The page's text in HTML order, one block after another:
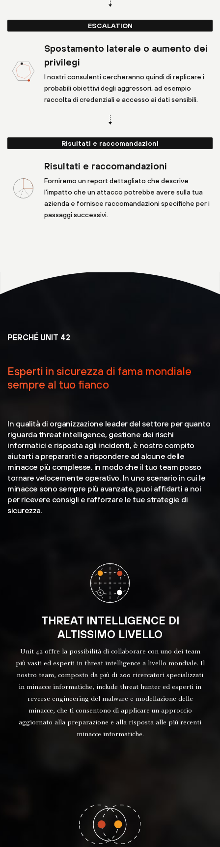
ESCALATION
Spostamento laterale o aumento dei
privilegi
I nostri consulenti cercheranno quindi di replicare i
probabili obiettivi degli aggressori, ad esempio
raccolta di credenziali e accesso ai dati sensibili.
Risultati e raccomandazioni
Risultati e raccomandazioni
Forniremo un report dettagliato che descrive
l'impatto che un attacco potrebbe avere sulla tua
azienda e fornisce raccomandazioni specifiche per i
passaggi successivi.
PERCHÉ UNIT 42
Esperti in sicurezza di fama mondiale
sempre al tuo fianco
In qualità di organizzazione leader del settore per quanto
riguarda threat intelligence, gestione dei rischi
informatici e risposta agli incidenti, è nostro compito
aiutarti a prepararti e a rispondere ad alcune delle
minacce più complesse, in modo che il tuo team posso
tornare velocemente operativo. In uno scenario in cui le
minacce sono sempre più avanzate, puoi affidarti a noi
per ricevere consigli e rafforzare le tue strategie di
sicurezza.
THREAT INTELLIGENCE DI
ALTISSIMO LIVELLO
Unit 42 offre la possibilità di collaborare con uno dei team
più vasti ed esperti in threat intelligence a livello mondiale. Il
nostro team, composto da più di 200 ricercatori specializzati
in minacce informatiche, include threat hunter ed esperti in
reverse engineering del malware e modellazione delle
minacce, che ti consentono di applicare un approccio
aggiornato alla preparazione e alla risposta alle più recenti
minacce informatiche.